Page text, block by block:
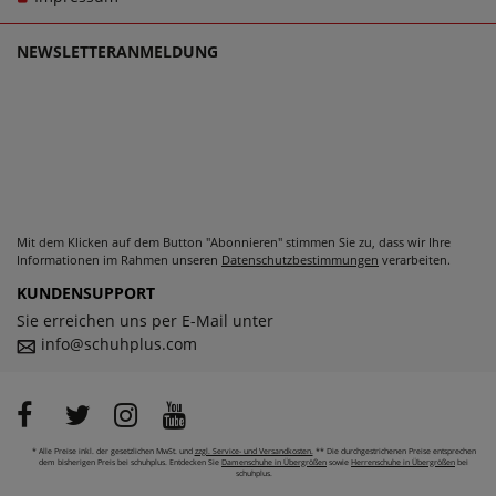
von Romika für Herren schlichtweg passen und dabei stets
NEWSLETTERANMELDUNG
Mit dem Klicken auf dem Button "Abonnieren" stimmen Sie zu, dass wir Ihre
Informationen im Rahmen unseren Datenschutzbestimmungen verarbeiten.
KUNDENSUPPORT
Sie erreichen uns per E-Mail unter
info@schuhplus.com
* Alle Preise inkl. der gesetzlichen MwSt. und zzgl. Service- und Versandkosten. ** Die durchgestrichenen Preise entsprechen
dem bisherigen Preis bei schuhplus. Entdecken Sie Damenschuhe in Übergrößen sowie Herrenschuhe in Übergrößen bei
schuhplus.